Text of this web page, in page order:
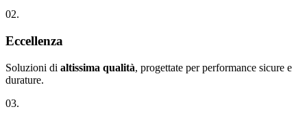
02.
Eccellenza
Soluzioni di altissima qualità, progettate per performance sicure e
durature.
03.